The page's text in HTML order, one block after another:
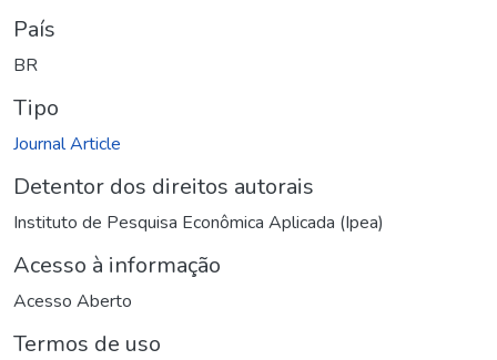
País
BR
Tipo
Journal Article
Detentor dos direitos autorais
Instituto de Pesquisa Econômica Aplicada (Ipea)
Acesso à informação
Acesso Aberto
Termos de uso